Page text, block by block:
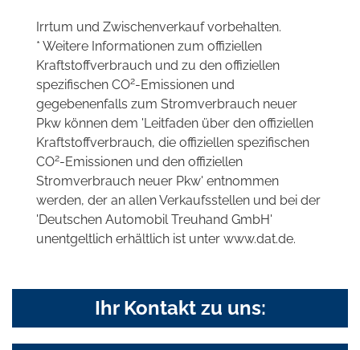
Irrtum und Zwischenverkauf vorbehalten.
* Weitere Informationen zum offiziellen
Kraftstoffverbrauch und zu den offiziellen
spezifischen CO2-Emissionen und
gegebenenfalls zum Stromverbrauch neuer
Pkw können dem 'Leitfaden über den offiziellen
Kraftstoffverbrauch, die offiziellen spezifischen
CO2-Emissionen und den offiziellen
Stromverbrauch neuer Pkw' entnommen
werden, der an allen Verkaufsstellen und bei der
'Deutschen Automobil Treuhand GmbH'
unentgeltlich erhältlich ist unter www.dat.de.
Ihr Kontakt zu uns: